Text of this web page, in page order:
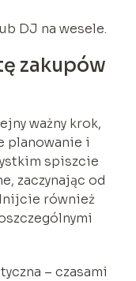
DJ na wesele.
zakupów
ważny krok,
planowanie i
spiszcie
zaczynając od
również
– czasami